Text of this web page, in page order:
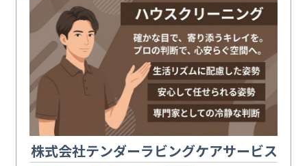
株式会社テンダーラビングケアサービス